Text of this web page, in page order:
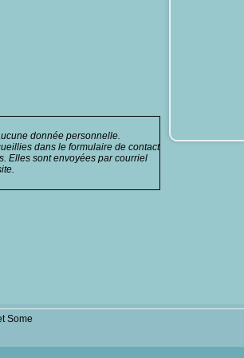
donnée personnelle.
dans le formulaire de contact
Elles sont envoyées par courriel
Some